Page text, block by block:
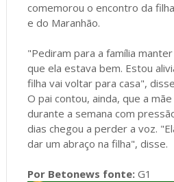
comemorou o encontro da
e do Maranhão.
"Pediram para a família
que ela estava bem. Estou
filha vai voltar para casa",
O pai contou, ainda, que a
durante a semana com
dias chegou a perder a voz.
dar um abraço na filha", disse.
Por Betonews fonte: G1